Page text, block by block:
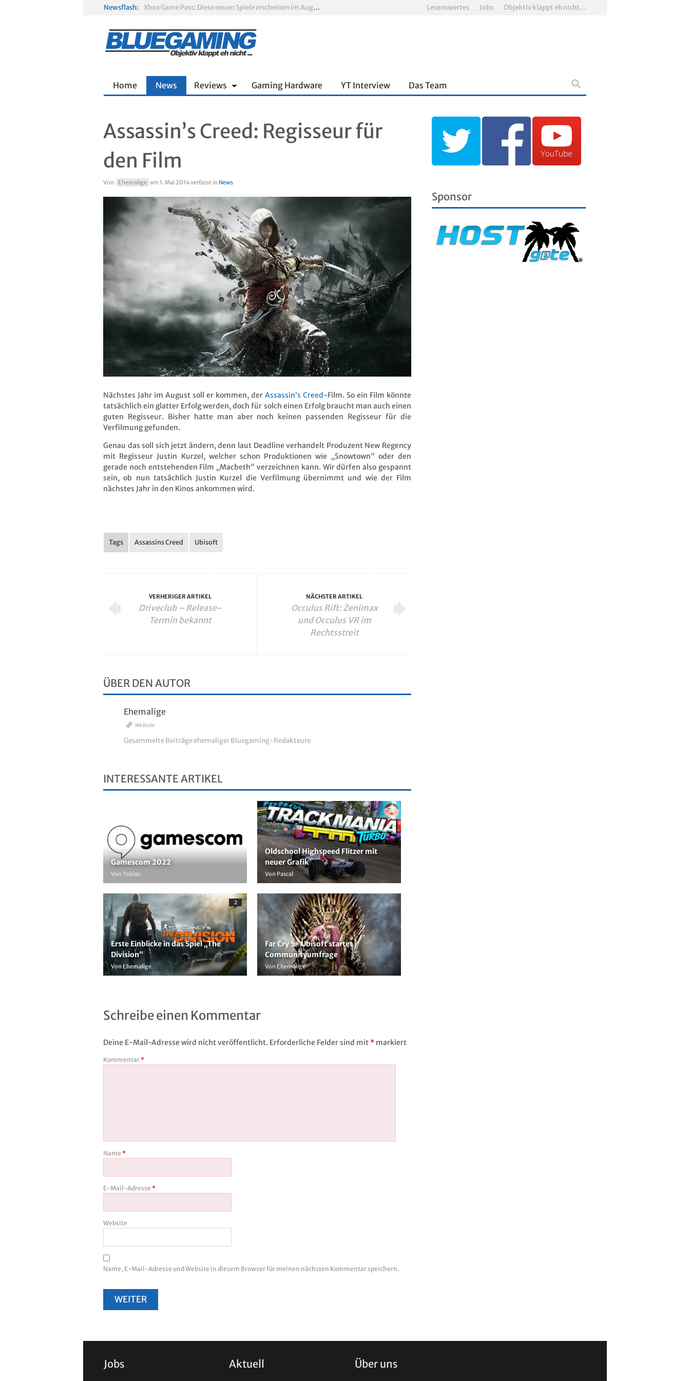
Newsflash:
Xbox Game Pass: Diese neuen Spiele erscheinen im August 2026
Gamescom 2026: Sony fehlt zum siebten Mal in Folge
R.E.P.O. im Test: Chaos, Koop und viel Spannung
Solarpunk im Test: Entspannter Aufbau über den Wolken
Lesenswertes Jobs Objektiv klappt eh nicht…
Home News Reviews Gaming Hardware YT Interview Das Team
Assassin’s Creed: Regisseur für
den Film
Von Ehemalige am 1. Mai 2014verfasst in News
Nächstes Jahr im August soll er kommen, der Assassin’s Creed-Film. So ein Film könnte
tatsächlich ein glatter Erfolg werden, doch für solch einen Erfolg braucht man auch einen
guten Regisseur. Bisher hatte man aber noch keinen passenden Regisseur für die
Verfilmung gefunden.
Genau das soll sich jetzt ändern, denn laut Deadline verhandelt Produzent New Regency
mit Regisseur Justin Kurzel, welcher schon Produktionen wie „Snowtown“ oder den
gerade noch entstehenden Film „Macbeth“ verzeichnen kann. Wir dürfen also gespannt
sein, ob nun tatsächlich Justin Kurzel die Verfilmung übernimmt und wie der Film
nächstes Jahr in den Kinos ankommen wird.
Tags Assassins Creed Ubisoft
VERHERIGER ARTIKEL
Driveclub – Release-
Termin bekannt
NÄCHSTER ARTIKEL
Occulus Rift: Zenimax
und Occulus VR im
Rechtsstreit
ÜBER DEN AUTOR
Ehemalige
Website
Gesammelte Beiträge ehemaliger Bluegaming-Redakteure
INTERESSANTE ARTIKEL
Gamescom 2022
Von Tobias
Oldschool Highspeed Flitzer mit
neuer Grafik
Von Pascal
2
Erste Einblicke in das Spiel „The
Division“
Von Ehemalige
Far Cry 5- Ubisoft startet
Communityumfrage
Von Ehemalige
Schreibe einen Kommentar
Deine E-Mail-Adresse wird nicht veröffentlicht. Erforderliche Felder sind mit * markiert
Kommentar *
Name *
E-Mail-Adresse *
Website
Name, E-Mail-Adresse und Website in diesem Browser für meinen nächsten Kommentar speichern.
Sponsor
Jobs Aktuell Über uns